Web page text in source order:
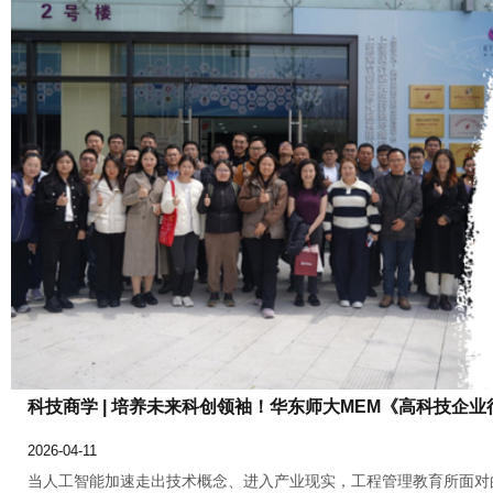
科技商学 | 培养未来科创领袖！华东师大MEM《高科技企
2026-04-11
当人工智能加速走出技术概念、进入产业现实，工程管理教育所面